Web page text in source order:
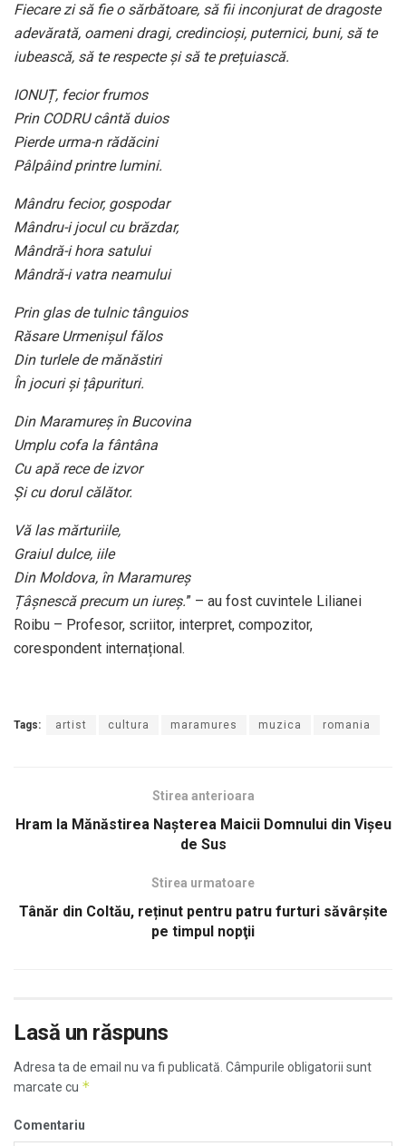
Fiecare zi să fie o sărbătoare, să fii inconjurat de dragoste
adevărată, oameni dragi, credincioși, puternici, buni, să te
iubească, să te respecte și să te prețuiască.
IONUȚ, fecior frumos
Prin CODRU cântă duios
Pierde urma-n rădăcini
Pâlpâind printre lumini.
Mândru fecior, gospodar
Mândru-i jocul cu brăzdar,
Mândră-i hora satului
Mândră-i vatra neamului
Prin glas de tulnic tânguios
Răsare Urmenișul fălos
Din turlele de mănăstiri
În jocuri și țâpurituri.
Din Maramureș în Bucovina
Umplu cofa la fântâna
Cu apă rece de izvor
Și cu dorul călător.
Vă las mărturiile,
Graiul dulce, iile
Din Moldova, în Maramureș
Țâșnescă precum un iureș.” – au fost cuvintele Lilianei
Roibu – Profesor, scriitor, interpret, compozitor,
corespondent internațional.
Tags: artist cultura maramures muzica romania
Stirea anterioara
Hram la Mănăstirea Naşterea Maicii Domnului din Vişeu
de Sus
Stirea urmatoare
Tânăr din Coltău, reținut pentru patru furturi săvârşite
pe timpul nopţii
Lasă un răspuns
Adresa ta de email nu va fi publicată. Câmpurile obligatorii sunt
marcate cu *
Comentariu